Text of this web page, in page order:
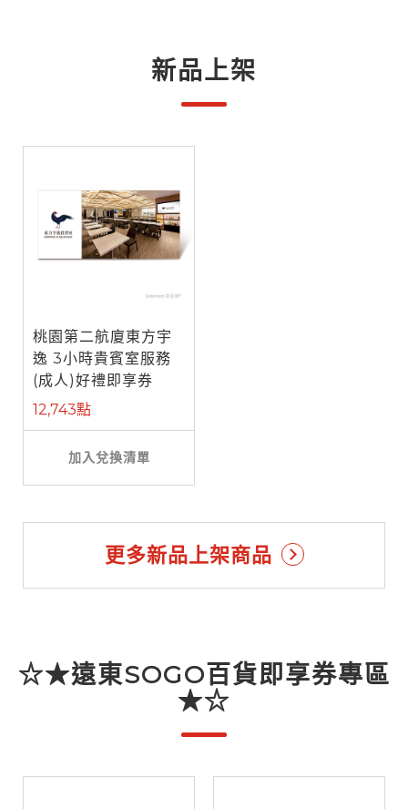
新品上架
桃園第二航廈東方宇
逸 3小時貴賓室服務
(成人)好禮即享券
12,743點
加入兌換清單
更多新品上架商品
☆★遠東SOGO百貨即享券專區
★☆